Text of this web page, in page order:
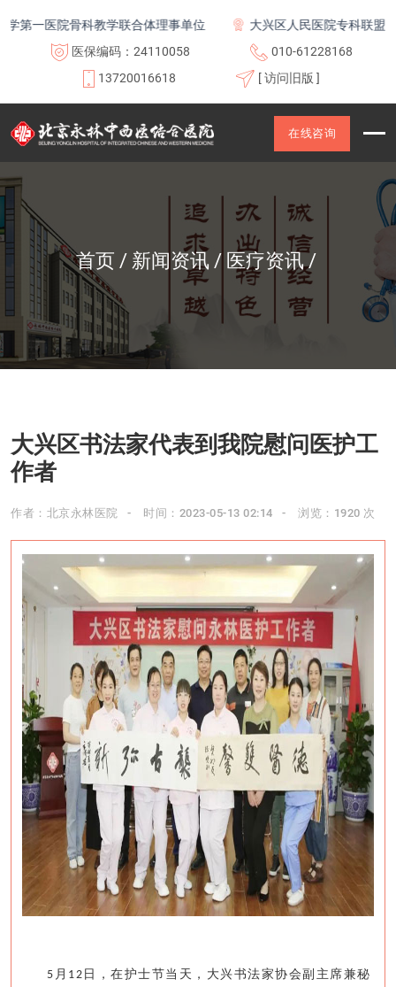
骨科教学联合体理事单位
大兴区人民医院专科联盟及医联体
医保编码：24110058
010-61228168
13720016618
[ 访问旧版 ]
在线咨询
首页 新闻资讯 医疗资讯
大兴区书法家代表到我院慰问医护工
作者
作者：北京永林医院 时间：2023-05-13 02:14 浏览：1920 次
5 月 12 日，在护士节当天， 大兴书法家协会副主席兼秘